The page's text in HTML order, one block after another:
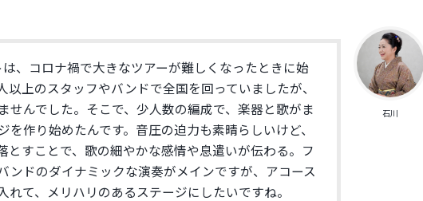
石川
、
コロナ禍で大きなツアーが難しくなったときに始
以上のスタッフやバンドで全国を回っていましたが、
せんでした。そこで、少人数の編成で、楽器と歌がま
を作り始めたんです。 音圧の迫力も素晴らしいけど、
とすことで、 歌の細やかな感情や息遣いが伝わる。
フ
ンドのダイナミックな演奏がメイ ンですが、アコース
れて、
メリハリのあるステージにしたいですね。